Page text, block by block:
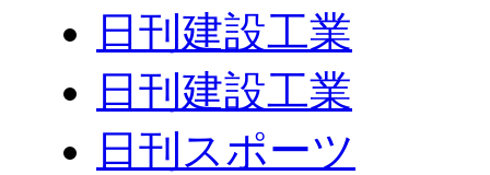
日刊建設工業
日刊建設工業
日刊スポーツ